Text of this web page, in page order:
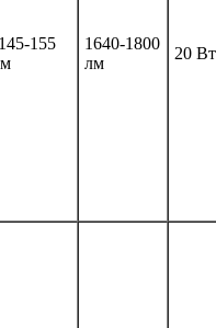
155
1640-1800
лм
20 Вт